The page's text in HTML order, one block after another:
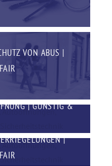
VON ABUS |
| GÜNSTIG &
|